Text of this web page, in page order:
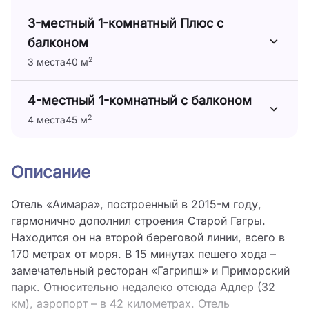
3-местный 1-комнатный Плюс с
балконом
3 места40 м2
4-местный 1-комнатный с балконом
4 места45 м2
Описание
Отель «Аимара», построенный в 2015-м году,
гармонично дополнил строения Старой Гагры.
Находится он на второй береговой линии, всего в
170 метрах от моря. В 15 минутах пешего хода –
замечательный ресторан «Гагрипш» и Приморский
парк. Относительно недалеко отсюда Адлер (32
км), аэропорт – в 42 километрах. Отель